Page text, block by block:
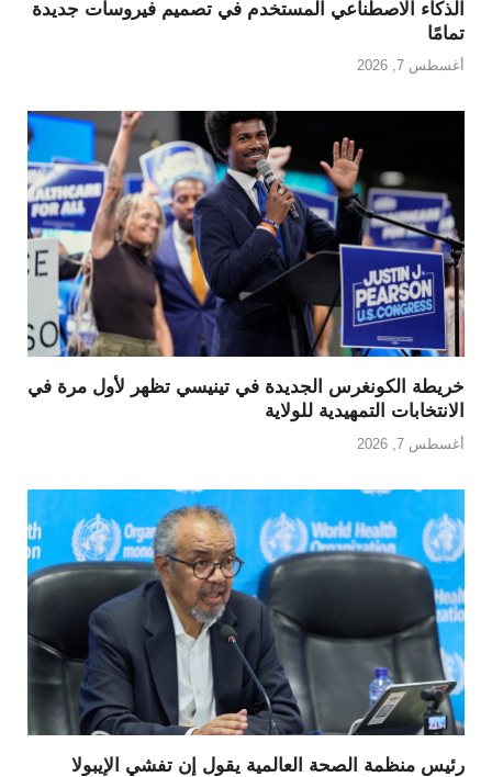
الذكاء الاصطناعي المستخدم في تصميم فيروسات جديدة
تمامًا
أغسطس 7, 2026
خريطة الكونغرس الجديدة في تينيسي تظهر لأول مرة في
الانتخابات التمهيدية للولاية
أغسطس 7, 2026
رئيس منظمة الصحة العالمية يقول إن تفشي الإيبولا